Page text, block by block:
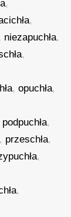
,
,
niezapuchła,
,
,opuchła,
podpuchła,
, przeschła,
,
,